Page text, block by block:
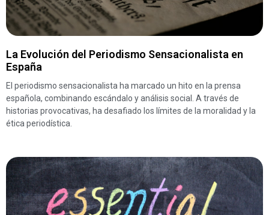
La Evolución del Periodismo Sensacionalista en
España
El periodismo sensacionalista ha marcado un hito en la prensa
española, combinando escándalo y análisis social. A través de
historias provocativas, ha desafiado los límites de la moralidad y la
ética periodística.